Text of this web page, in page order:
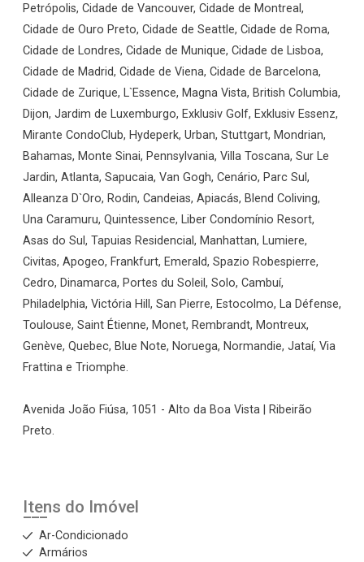
Petrópolis, Cidade de Vancouver, Cidade de Montreal,
Cidade de Ouro Preto, Cidade de Seattle, Cidade de Roma,
Cidade de Londres, Cidade de Munique, Cidade de Lisboa,
Cidade de Madrid, Cidade de Viena, Cidade de Barcelona,
Cidade de Zurique, L`Essence, Magna Vista, British Columbia,
Dijon, Jardim de Luxemburgo, Exklusiv Golf, Exklusiv Essenz,
Mirante CondoClub, Hydeperk, Urban, Stuttgart, Mondrian,
Bahamas, Monte Sinai, Pennsylvania, Villa Toscana, Sur Le
Jardin, Atlanta, Sapucaia, Van Gogh, Cenário, Parc Sul,
Alleanza D`Oro, Rodin, Candeias, Apiacás, Blend Coliving,
Una Caramuru, Quintessence, Liber Condomínio Resort,
Asas do Sul, Tapuias Residencial, Manhattan, Lumiere,
Civitas, Apogeo, Frankfurt, Emerald, Spazio Robespierre,
Cedro, Dinamarca, Portes du Soleil, Solo, Cambuí,
Philadelphia, Victória Hill, San Pierre, Estocolmo, La Défense,
Toulouse, Saint Étienne, Monet, Rembrandt, Montreux,
Genève, Quebec, Blue Note, Noruega, Normandie, Jataí, Via
Frattina e Triomphe.
Avenida João Fiúsa, 1051 - Alto da Boa Vista | Ribeirão
Preto.
Itens do Imóvel
Ar-Condicionado
Armários